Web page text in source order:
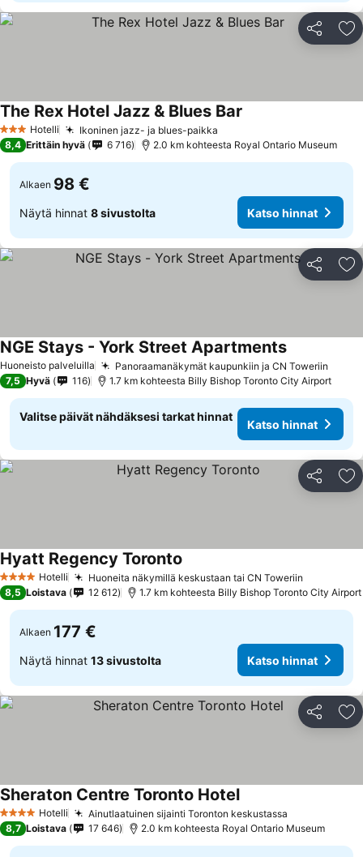
Jaa
3 Tähtiluokitus
Hotelli Ikoninen jazz- ja blues-paikka
The Rex Hotel Jazz & Blues Bar
8,4 Erittäin hyvä 6 716 2.0 km kohteesta Royal Ontario Museum
Alkaen 98 €
Näytä hinnat 8 sivustolta Katso hinnat
Jaa
Huoneisto palveluilla Panoraamanäkymät kaupunkiin ja CN Toweriin
NGE Stays - York Street Apartments
7,5 Hyvä 116 1.7 km kohteesta Billy Bishop Toronto City Airport
Valitse päivät nähdäksesi tarkat hinnat
Katso hinnat
Jaa
4 Tähtiluokitus
Hotelli Huoneita näkymillä keskustaan tai CN Toweriin
Hyatt Regency Toronto
8,5 Loistava 12 612 1.7 km kohteesta Billy Bishop Toronto City Airport
Alkaen 177 €
Näytä hinnat 13 sivustolta Katso hinnat
Jaa
4 Tähtiluokitus
Hotelli Ainutlaatuinen sijainti Toronton keskustassa
Sheraton Centre Toronto Hotel
8,7 Loistava 17 646 2.0 km kohteesta Royal Ontario Museum